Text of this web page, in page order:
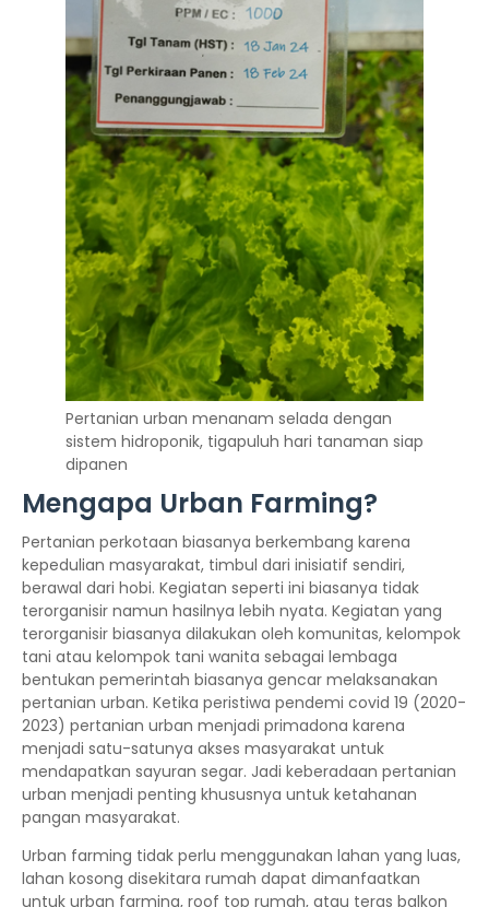
Pertanian urban menanam selada dengan
sistem hidroponik, tigapuluh hari tanaman siap
dipanen
Mengapa Urban Farming?
Pertanian perkotaan biasanya berkembang karena
kepedulian masyarakat, timbul dari inisiatif sendiri,
berawal dari hobi. Kegiatan seperti ini biasanya tidak
terorganisir namun hasilnya lebih nyata. Kegiatan yang
terorganisir biasanya dilakukan oleh komunitas, kelompok
tani atau kelompok tani wanita sebagai lembaga
bentukan pemerintah biasanya gencar melaksanakan
pertanian urban. Ketika peristiwa pendemi covid 19 (2020-
2023) pertanian urban menjadi primadona karena
menjadi satu-satunya akses masyarakat untuk
mendapatkan sayuran segar. Jadi keberadaan pertanian
urban menjadi penting khususnya untuk ketahanan
pangan masyarakat.
Urban farming tidak perlu menggunakan lahan yang luas,
lahan kosong disekitara rumah dapat dimanfaatkan
untuk urban farming, roof top rumah, atau teras balkon